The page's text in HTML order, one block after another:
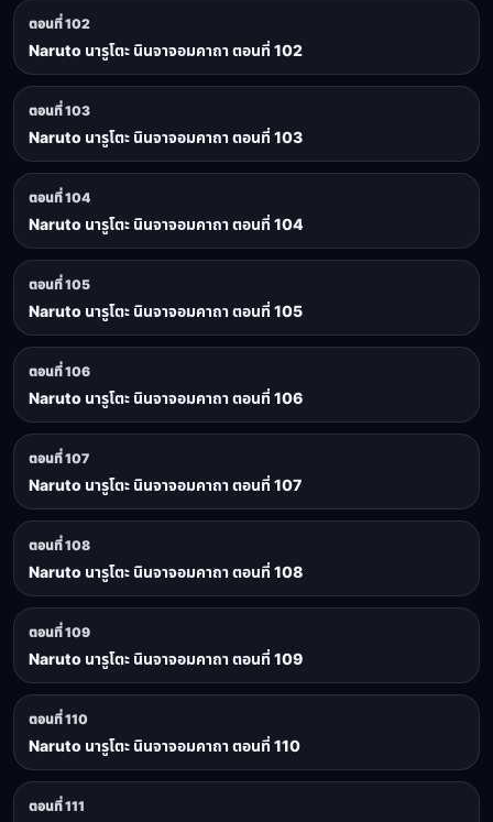
ตอนที่ 102
Naruto นารูโตะ นินจาจอมคาถา ตอนที่ 102
ตอนที่ 103
Naruto นารูโตะ นินจาจอมคาถา ตอนที่ 103
ตอนที่ 104
Naruto นารูโตะ นินจาจอมคาถา ตอนที่ 104
ตอนที่ 105
Naruto นารูโตะ นินจาจอมคาถา ตอนที่ 105
ตอนที่ 106
Naruto นารูโตะ นินจาจอมคาถา ตอนที่ 106
ตอนที่ 107
Naruto นารูโตะ นินจาจอมคาถา ตอนที่ 107
ตอนที่ 108
Naruto นารูโตะ นินจาจอมคาถา ตอนที่ 108
ตอนที่ 109
Naruto นารูโตะ นินจาจอมคาถา ตอนที่ 109
ตอนที่ 110
Naruto นารูโตะ นินจาจอมคาถา ตอนที่ 110
ตอนที่ 111